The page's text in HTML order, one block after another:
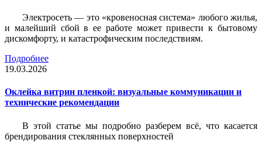
Электросеть — это «кровеносная система» любого жилья,
и малейший сбой в ее работе может привести к бытовому
дискомфорту, и катастрофическим последствиям.
Подробнее
19.03.2026
Оклейка витрин пленкой: визуальные коммуникации и
технические рекомендации
В этой статье мы подробно разберем всё, что касается
брендирования стеклянных поверхностей